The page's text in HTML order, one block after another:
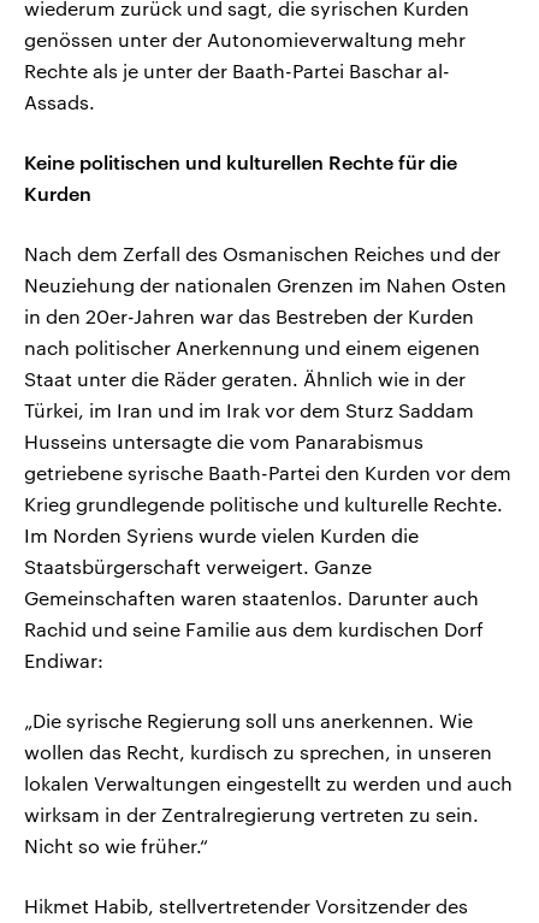
wiederum zurück und sagt, die syrischen Kurden
genössen unter der Autonomieverwaltung mehr
Rechte als je unter der Baath-Partei Baschar al-
Assads.
Keine politischen und kulturellen Rechte für die
Kurden
Nach dem Zerfall des Osmanischen Reiches und der
Neuziehung der nationalen Grenzen im Nahen Osten
in den 20er-Jahren war das Bestreben der Kurden
nach politischer Anerkennung und einem eigenen
Staat unter die Räder geraten. Ähnlich wie in der
Türkei, im Iran und im Irak vor dem Sturz Saddam
Husseins untersagte die vom Panarabismus
getriebene syrische Baath-Partei den Kurden vor dem
Krieg grundlegende politische und kulturelle Rechte.
Im Norden Syriens wurde vielen Kurden die
Staatsbürgerschaft verweigert. Ganze
Gemeinschaften waren staatenlos. Darunter auch
Rachid und seine Familie aus dem kurdischen Dorf
Endiwar:
„Die syrische Regierung soll uns anerkennen. Wie
wollen das Recht, kurdisch zu sprechen, in unseren
lokalen Verwaltungen eingestellt zu werden und auch
wirksam in der Zentralregierung vertreten zu sein.
Nicht so wie früher.“
Hikmet Habib, stellvertretender Vorsitzender des